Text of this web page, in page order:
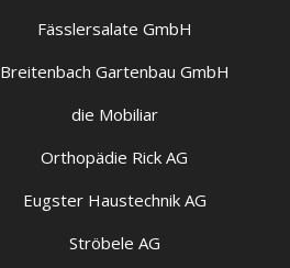
Fässlersalate GmbH
Breitenbach Gartenbau GmbH
die Mobiliar
Orthopädie Rick AG
Eugster Haustechnik AG
Ströbele AG